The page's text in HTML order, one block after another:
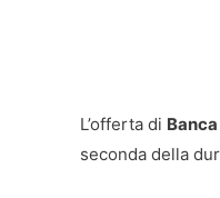
L’offerta di
seconda della